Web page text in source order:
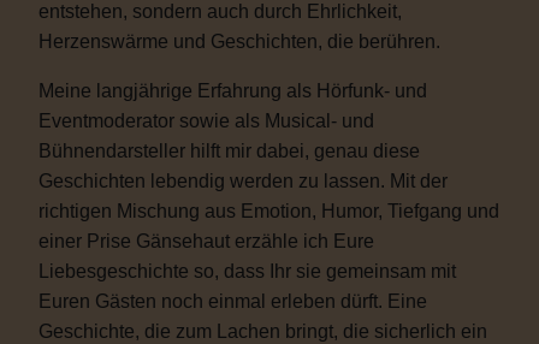
entstehen, sondern auch durch Ehrlichkeit,
Herzenswärme und Geschichten, die berühren.
Meine langjährige Erfahrung als Hörfunk- und
Eventmoderator sowie als Musical- und
Bühnendarsteller hilft mir dabei, genau diese
Geschichten lebendig werden zu lassen. Mit der
richtigen Mischung aus Emotion, Humor, Tiefgang und
einer Prise Gänsehaut erzähle ich Eure
Liebesgeschichte so, dass Ihr sie gemeinsam mit
Euren Gästen noch einmal erleben dürft. Eine
Geschichte, die zum Lachen bringt, die sicherlich ein